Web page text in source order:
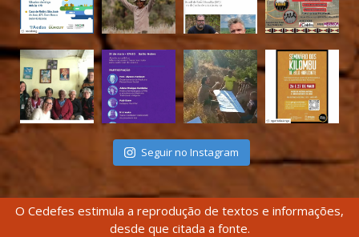
Seguir no Instagram
O Cedefes estimula a reprodução de textos e informações,
desde que citada a fonte.